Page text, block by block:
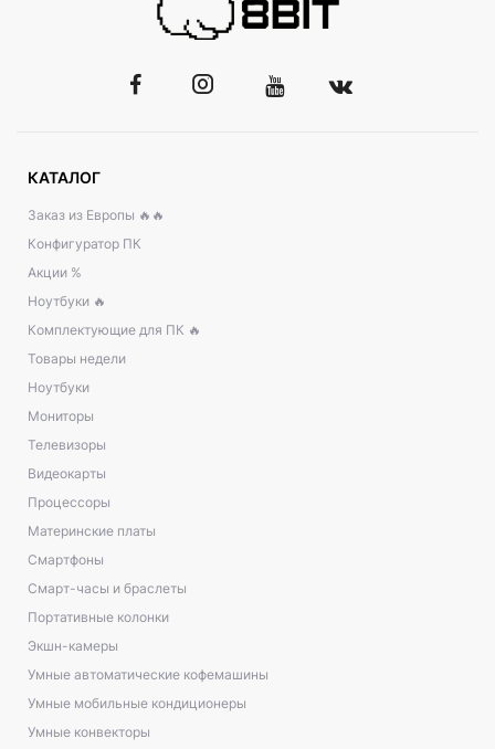
КАТАЛОГ
Заказ из Европы 🔥🔥
Конфигуратор ПК
Акции %
Ноутбуки 🔥
Комплектующие для ПК 🔥
Товары недели
Ноутбуки
Мониторы
Телевизоры
Видеокарты
Процессоры
Материнские платы
Смартфоны
Смарт-часы и браслеты
Портативные колонки
Экшн-камеры
Умные автоматические кофемашины
Умные мобильные кондиционеры
Умные конвекторы